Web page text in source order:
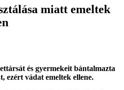
miatt emeltek
és gyermekeit bántalmazta
ezért vádat emeltek ellene.